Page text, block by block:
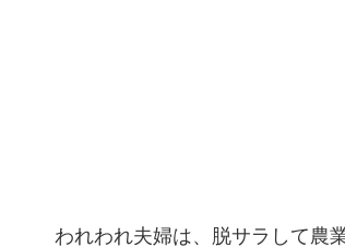
われわれ夫婦は、脱サラして農